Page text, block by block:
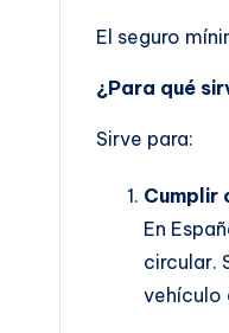
El seguro
¿Para qué
Sirve para:
Cumplir
En
circular.
vehículo